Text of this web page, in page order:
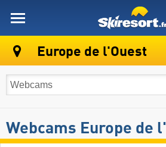
Europe de l'Ouest
Webcams Europe de